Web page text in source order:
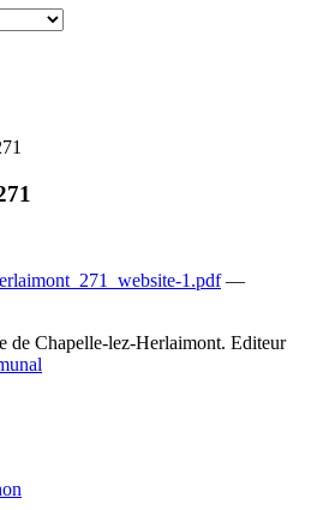
1.pdf —
de Chapelle-lez-Herlaimont. Editeur